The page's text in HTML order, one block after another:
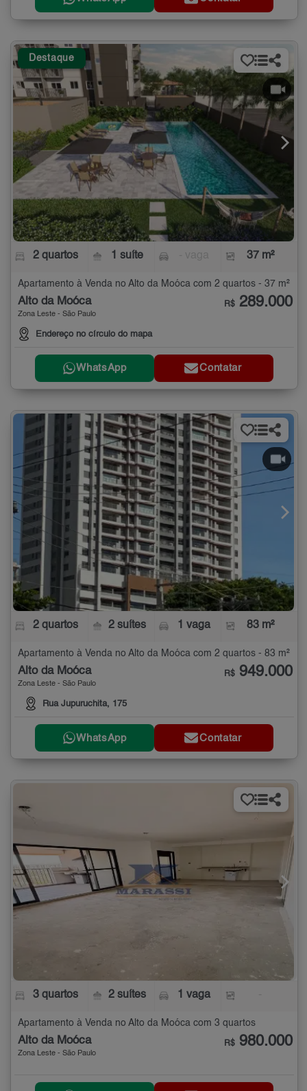
Destaque
2 quartos 1 suíte 37 m²
Apartamento à Venda no Alto da Moóca com 2 quartos - 37 m²
Alto da Moóca
Zona Leste - São Paulo
Endereço no círculo do mapa
R$ 289.000
WhatsApp Contatar
2 quartos 2 suítes 1 vaga 83 m²
Apartamento à Venda no Alto da Moóca com 2 quartos - 83 m²
Alto da Moóca
Zona Leste - São Paulo
Rua Jupuruchita, 175
R$ 949.000
WhatsApp Contatar
3 quartos 2 suítes 1 vaga
Apartamento à Venda no Alto da Moóca com 3 quartos
Alto da Moóca
Zona Leste - São Paulo
R$ 980.000